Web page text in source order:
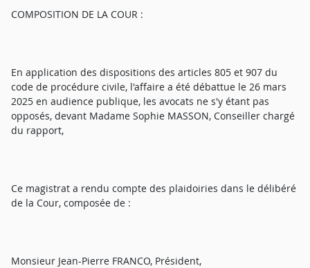
COMPOSITION DE LA COUR :
En application des dispositions des articles 805 et 907 du
code de procédure civile, l'affaire a été débattue le 26 mars
2025 en audience publique, les avocats ne s'y étant pas
opposés, devant Madame Sophie MASSON, Conseiller chargé
du rapport,
Ce magistrat a rendu compte des plaidoiries dans le délibéré
de la Cour, composée de :
Monsieur Jean-Pierre FRANCO, Président,